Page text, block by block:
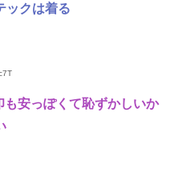
ックは着る
安っぽくて恥ずかしいか